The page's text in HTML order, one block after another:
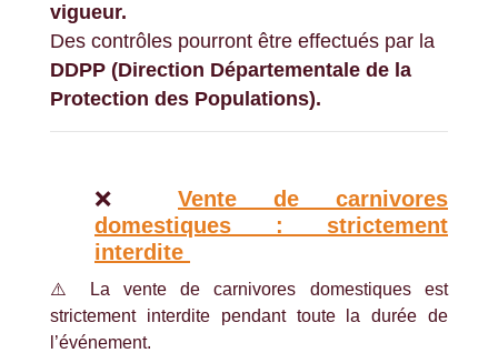
vigueur.
Des contrôles pourront être effectués par la
DDPP (Direction Départementale de la
Protection des Populations).
❌ Vente de carnivores
domestiques : strictement
interdite
⚠️ La vente de carnivores domestiques est
strictement interdite pendant toute la durée de
l’événement.